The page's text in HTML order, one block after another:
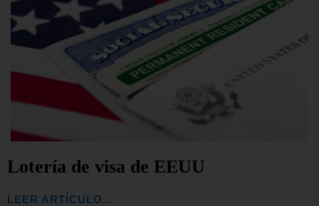
Lotería de visa de EEUU
LEER ARTÍCULO...